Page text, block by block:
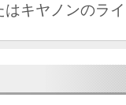
キヤノンのラ
本ソフトウェ